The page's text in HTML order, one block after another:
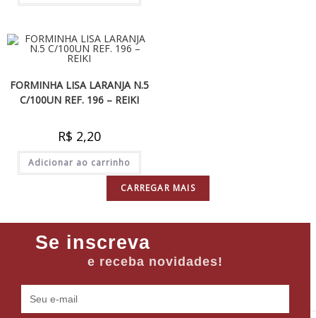
FORMINHA LISA LARANJA N.5
C/100UN REF. 196 – REIKI
R$ 2,20
Adicionar ao carrinho
CARREGAR MAIS
Se inscreva
e receba novidades!